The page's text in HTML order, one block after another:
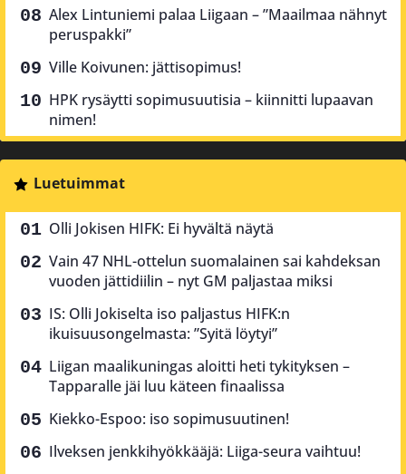
Alex Lintuniemi palaa Liigaan – ”Maailmaa nähnyt
peruspakki”
Ville Koivunen: jättisopimus!
HPK rysäytti sopimusuutisia – kiinnitti lupaavan
nimen!
Luetuimmat
Olli Jokisen HIFK: Ei hyvältä näytä
Vain 47 NHL-ottelun suomalainen sai kahdeksan
vuoden jättidiilin – nyt GM paljastaa miksi
IS: Olli Jokiselta iso paljastus HIFK:n
ikuisuusongelmasta: ”Syitä löytyi”
Liigan maalikuningas aloitti heti tykityksen –
Tapparalle jäi luu käteen finaalissa
Kiekko-Espoo: iso sopimusuutinen!
Ilveksen jenkkihyökkääjä: Liiga-seura vaihtuu!